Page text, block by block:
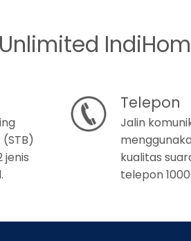
jenis
Telepon
Jalin
kualitas
telepon